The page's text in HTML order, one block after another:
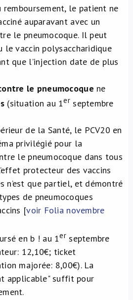
le patient ne
auparavant avec un
le pneumocoque. Il peut
le vaccin polysaccharidique
que l’injection date de plus
le pneumocoque ne
(situation au 1er septembre
de la Santé, le PCV20 en
privilégié pour la
le pneumocoque dans tous
protecteur des vaccins
n’est que partiel, et démontré
de pneumocoques
[voir Folia novembre
en b ! au 1er septembre
12,10€; ticket
majorée: 8,00€). La
applicable" suffit pour